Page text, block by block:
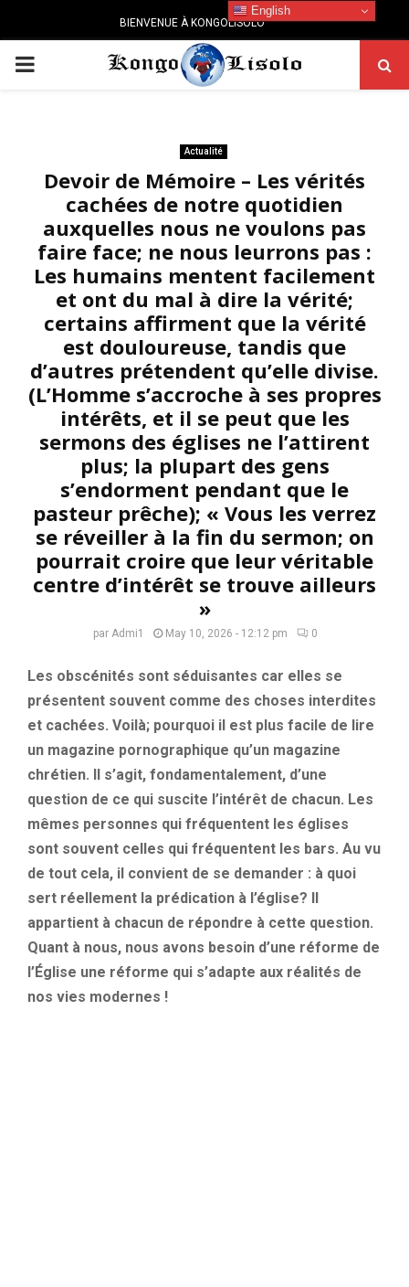
BIENVENUE À KONGOLISOLO
PRIMARY
Actualité
Devoir de Mémoire – Les vérités
cachées de notre quotidien
auxquelles nous ne voulons pas
faire face; ne nous leurrons pas :
Les humains mentent facilement
et ont du mal à dire la vérité;
certains affirment que la vérité
est douloureuse, tandis que
d’autres prétendent qu’elle divise.
(L’Homme s’accroche à ses propres
intérêts, et il se peut que les
sermons des églises ne l’attirent
plus; la plupart des gens
s’endorment pendant que le
pasteur prêche); « Vous les verrez
se réveiller à la fin du sermon; on
pourrait croire que leur véritable
centre d’intérêt se trouve ailleurs
»
par Admi1 May 10, 2026 - 12:12 pm 0
Les obscénités sont séduisantes car elles se
présentent souvent comme des choses interdites
et cachées. Voilà; pourquoi il est plus facile de lire
un magazine pornographique qu’un magazine
chrétien. Il s’agit, fondamentalement, d’une
question de ce qui suscite l’intérêt de chacun. Les
mêmes personnes qui fréquentent les églises
sont souvent celles qui fréquentent les bars. Au vu
de tout cela, il convient de se demander : à quoi
sert réellement la prédication à l’église? Il
appartient à chacun de répondre à cette question.
Quant à nous, nous avons besoin d’une réforme de
l’Église une réforme qui s’adapte aux réalités de
nos vies modernes !
English